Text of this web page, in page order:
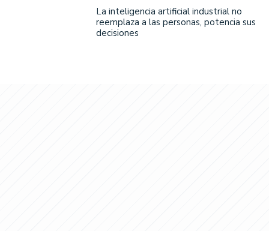
La inteligencia artificial industrial no
reemplaza a las personas, potencia sus
decisiones